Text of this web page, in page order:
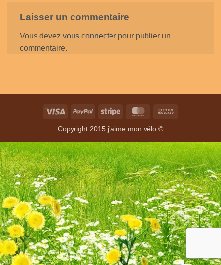
Laisser un commentaire
Vous devez vous connecter pour publier un
commentaire.
Visa PayPal Stripe MasterCard
Copyright 2015 j'aime mon vélo ©